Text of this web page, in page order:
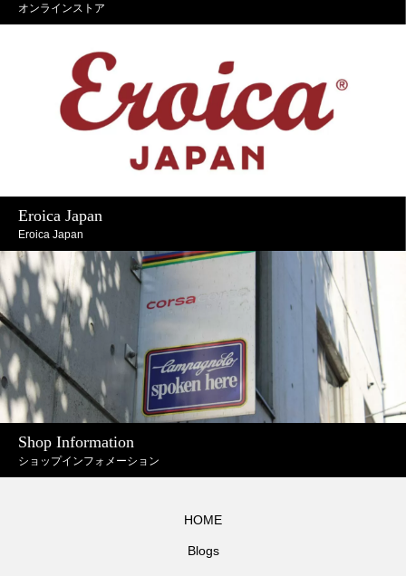
オンラインストア
Eroica Japan
Eroica Japan
Shop Information
ショップインフォメーション
HOME
Blogs